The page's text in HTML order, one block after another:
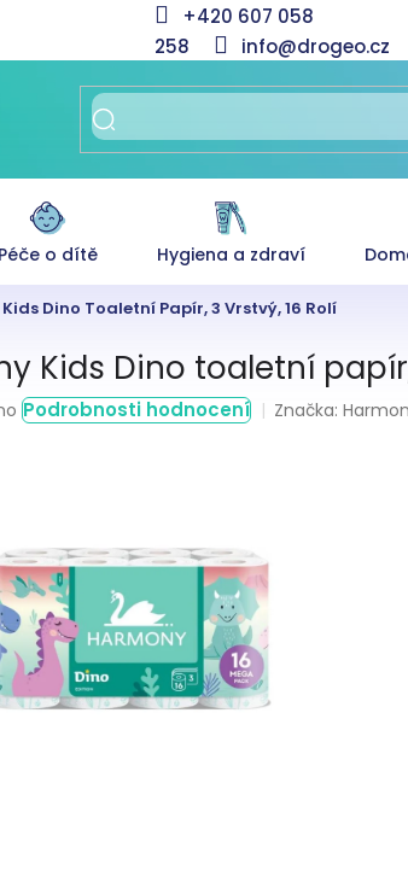
+420 607 058
258
info@drogeo.cz
Péče o dítě Hygiena a zdraví
Dino Toaletní Papír, 3 Vrstvý, 16 Rolí
Kids Dino toaletní
Podrobnosti hodnocení Značka: